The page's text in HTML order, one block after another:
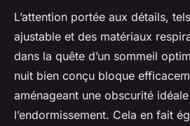
L’attention portée aux détails,
ajustable et des matériaux
dans la quête d’un sommeil
nuit bien conçu bloque
aménageant une obscurité
l’endormissement. Cela en fait